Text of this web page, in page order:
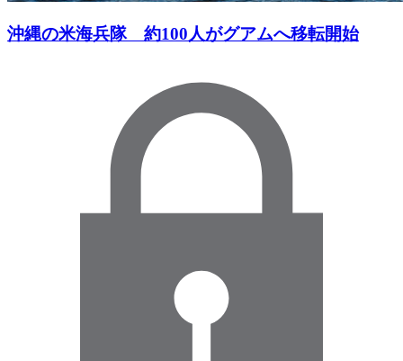
沖縄の米海兵隊 約100人がグアムへ移転開始